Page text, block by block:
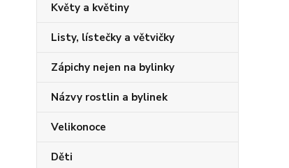
Květy a květiny
Listy, lístečky a větvičky
Zápichy nejen na bylinky
Názvy rostlin a bylinek
Velikonoce
Děti